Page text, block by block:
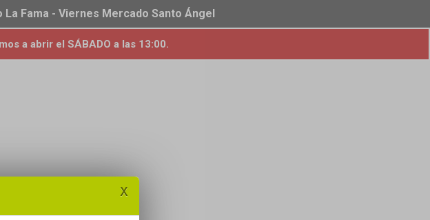
x
Fama - Viernes Mercado Santo Ángel
a abrir el SÁBADO a las 13:00.